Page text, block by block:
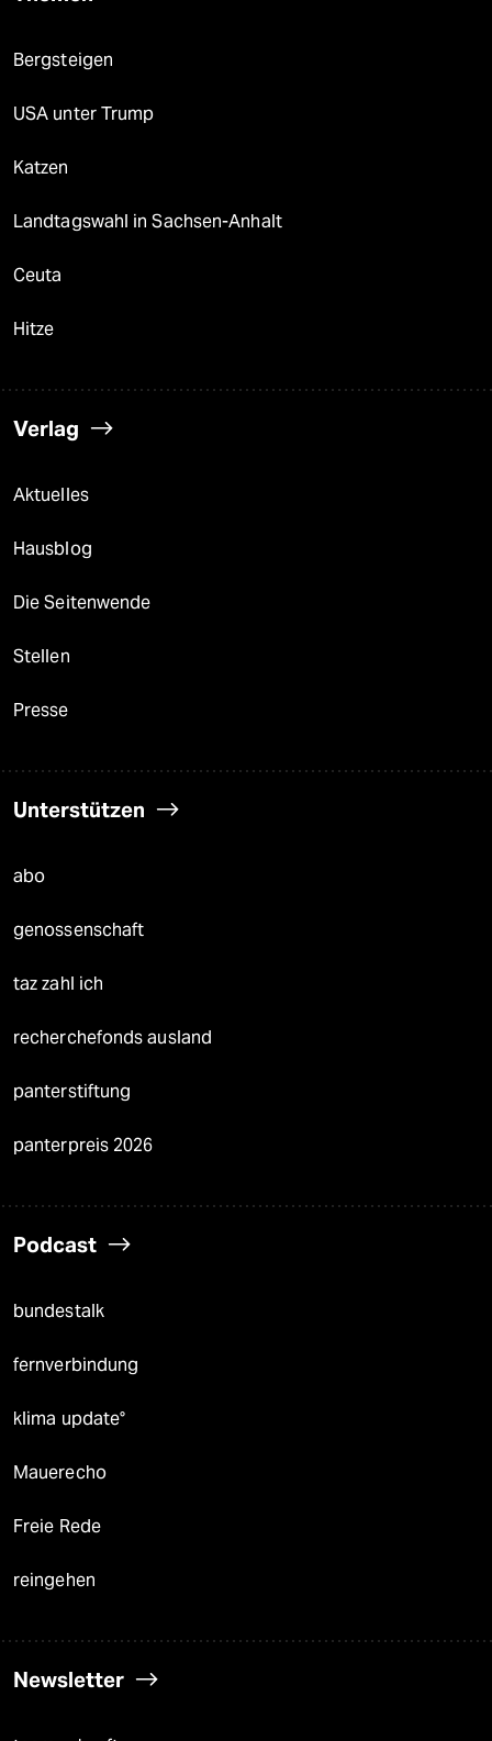
Bergsteigen
USA unter Trump
Katzen
Landtagswahl in Sachsen-Anhalt
Ceuta
Hitze
Verlag
Aktuelles
Hausblog
Die Seitenwende
Stellen
Presse
Unterstützen
abo
genossenschaft
taz zahl ich
recherchefonds ausland
panterstiftung
panterpreis 2026
Podcast
bundestalk
fernverbindung
klima update°
Mauerecho
Freie Rede
reingehen
Newsletter